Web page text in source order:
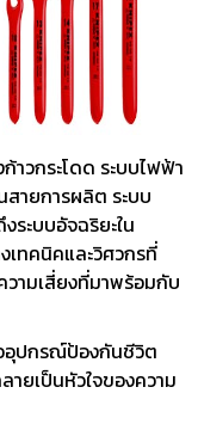
วกระโดด ระบบไฟฟ้า
สายการผลิต ระบบ
ะบบอัจฉริยะใน
เทคนิคและวิศวกรที่
ามเสี่ยงที่มาพร้อมกับ
อุปกรณ์ป้องกันชีวิต
ายเป็นหัวใจของความ